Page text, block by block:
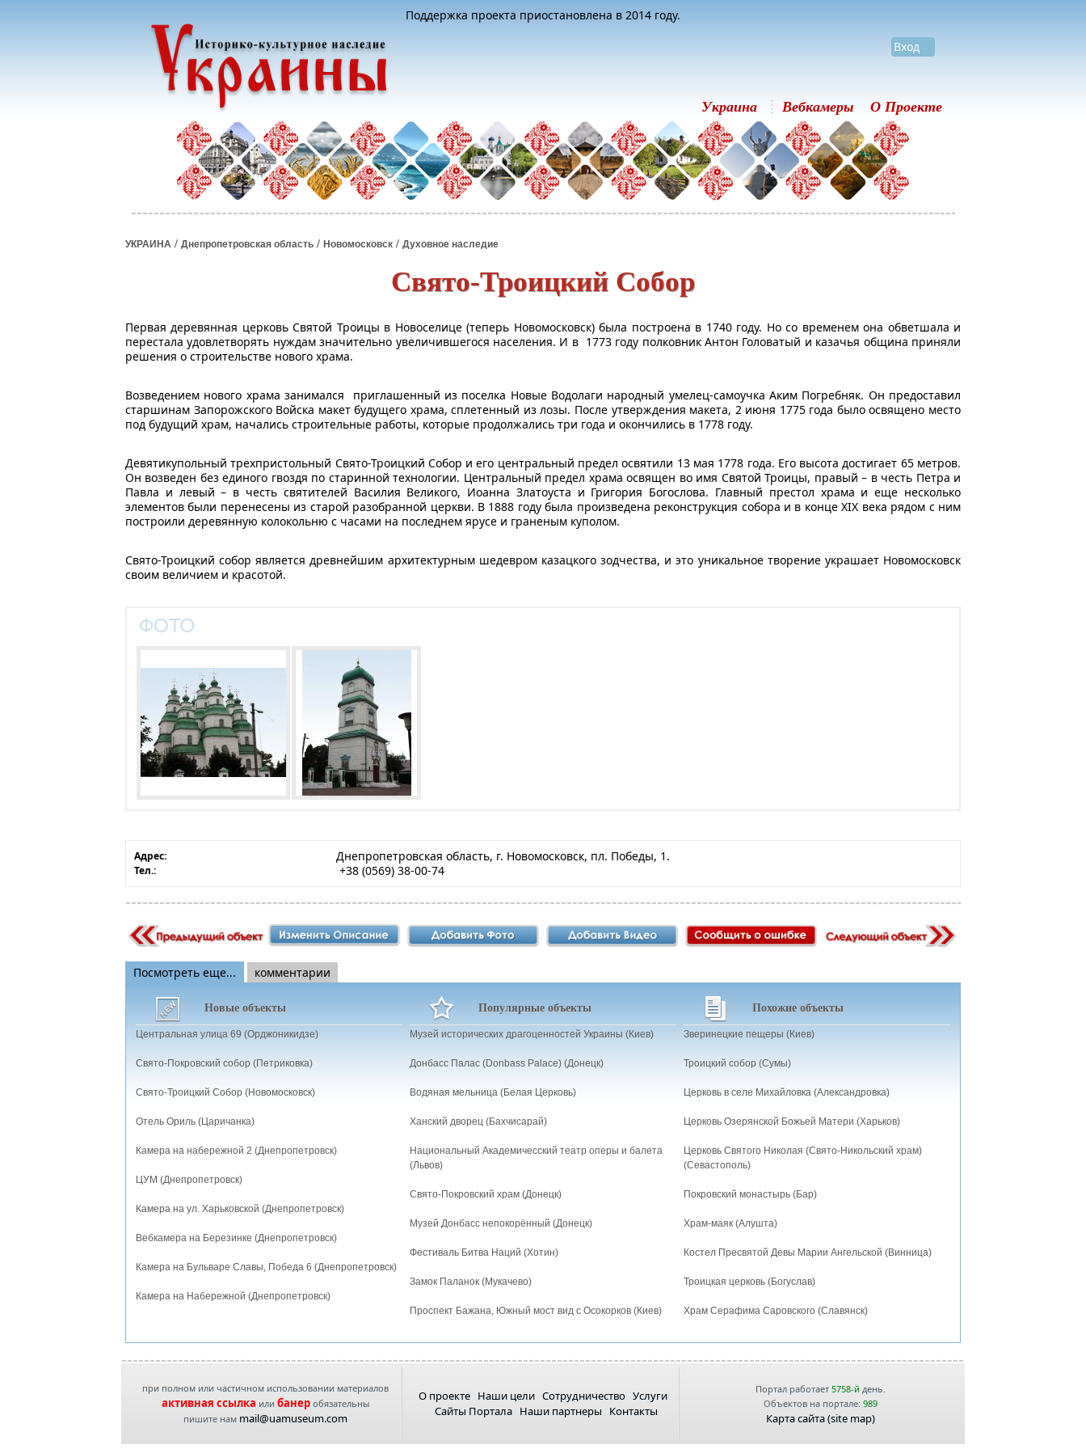
Поддержка проекта приостановлена в 2014 году.
Вход
Украина Вебкамеры О Проекте
УКРАИНА / Днепропетровская область / Новомосковск / Духовное наследие
Свято-Троицкий Собор
Первая деревянная церковь Святой Троицы в Новоселице (теперь Новомосковск) была построена в 1740 году. Но со временем она обветшала и
перестала удовлетворять нуждам значительно увеличившегося населения. И в 1773 году полковник Антон Головатый и казачья община приняли
решения о строительстве нового храма.
Возведением нового храма занимался приглашенный из поселка Новые Водолаги народный умелец-самоучка Аким Погребняк. Он предоставил
старшинам Запорожского Войска макет будущего храма, сплетенный из лозы. После утверждения макета, 2 июня 1775 года было освящено место
под будущий храм, начались строительные работы, которые продолжались три года и окончились в 1778 году.
Девятикупольный трехпристольный Свято-Троицкий Собор и его центральный предел освятили 13 мая 1778 года. Его высота достигает 65 метров.
Он возведен без единого гвоздя по старинной технологии. Центральный предел храма освящен во имя Святой Троицы, правый – в честь Петра и
Павла и левый – в честь святителей Василия Великого, Иоанна Златоуста и Григория Богослова. Главный престол храма и еще несколько
элементов были перенесены из старой разобранной церкви. В 1888 году была произведена реконструкция собора и в конце XIX века рядом с ним
построили деревянную колокольню с часами на последнем ярусе и граненым куполом.
Свято-Троицкий собор является древнейшим архитектурным шедевром казацкого зодчества, и это уникальное творение украшает Новомосковск
своим величием и красотой.
Адрес: Днепропетровская область, г. Новомосковск, пл. Победы, 1.
Тел.: +38 (0569) 38-00-74
Посмотреть еще... комментарии
Новые объекты Популярные объекты Похожие объекты
Центральная улица 69 (Орджоникидзе)
Свято-Покровский собор (Петриковка)
Свято-Троицкий Собор (Новомосковск)
Отель Ориль (Царичанка)
Камера на набережной 2 (Днепропетровск)
ЦУМ (Днепропетровск)
Камера на ул. Харьковской (Днепропетровск)
Вебкамера на Березинке (Днепропетровск)
Камера на Бульваре Славы, Победа 6 (Днепропетровск)
Камера на Набережной (Днепропетровск)
Музей исторических драгоценностей Украины (Киев)
Донбасс Палас (Donbass Palace) (Донецк)
Водяная мельница (Белая Церковь)
Ханский дворец (Бахчисарай)
Национальный Академичесский театр оперы и балета
(Львов)
Свято-Покровский храм (Донецк)
Музей Донбасс непокорённый (Донецк)
Фестиваль Битва Наций (Хотин)
Замок Паланок (Мукачево)
Проспект Бажана, Южный мост вид с Осокорков (Киев)
Зверинецкие пещеры (Киев)
Троицкий собор (Сумы)
Церковь в селе Михайловка (Александровка)
Церковь Озерянской Божьей Матери (Харьков)
Церковь Святого Николая (Свято-Никольский храм)
(Севастополь)
Покровский монастырь (Бар)
Храм-маяк (Алушта)
Костел Пресвятой Девы Марии Ангельской (Винница)
Троицкая церковь (Богуслав)
Храм Серафима Саровского (Славянск)
при полном или частичном использовании материалов
активная ссылка или банеробязательны
пишите нам mail@uamuseum.com
О проекте Наши цели Сотрудничество Услуги
Сайты Портала Наши партнеры Контакты
Портал работает 5758-йдень.
Объектов на портале: 989
Карта сайта (site map)